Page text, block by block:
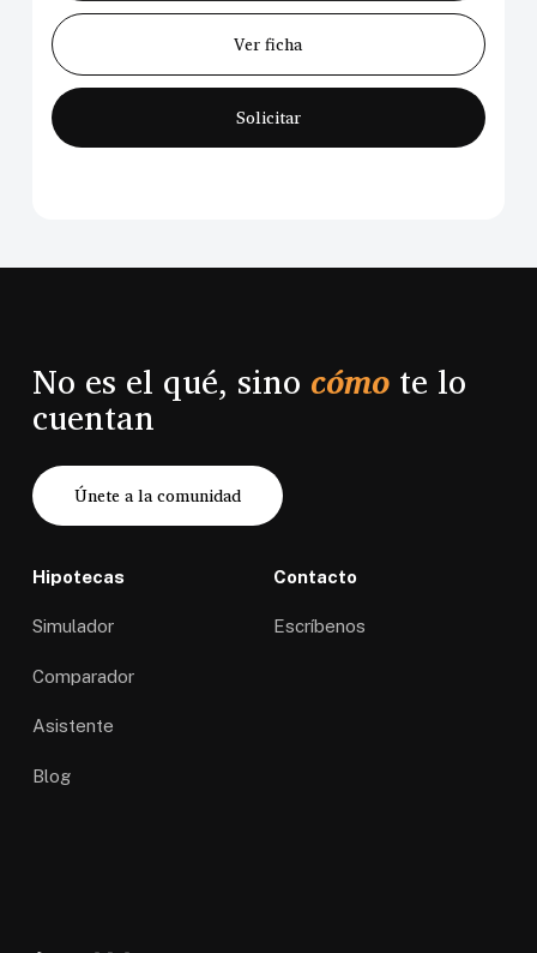
Ver ficha
Solicitar
No es el qué, sino cómo te lo
cuentan
Únete a la comunidad
Hipotecas
Simulador
Comparador
Asistente
Blog
Contacto
Escríbenos